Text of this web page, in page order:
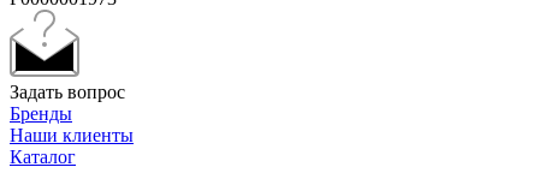
Задать вопрос
Бренды
Наши клиенты
Каталог